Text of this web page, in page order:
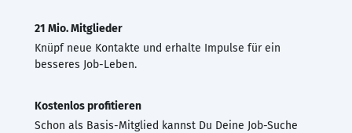
21 Mio. Mitglieder
Knüpf neue Kontakte und erhalte Impulse für ein
besseres Job-Leben.
Kostenlos profitieren
Schon als Basis-Mitglied kannst Du Deine Job-Suche